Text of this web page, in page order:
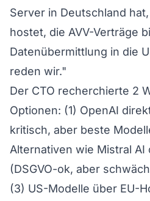
Server in Deutschland
hostet, die AVV-Verträge
Datenübermittlung in die
reden wir."
Der CTO recherchierte 2
Optionen: (1) OpenAI
kritisch, aber beste
Alternativen wie Mistral AI
(DSGVO-ok, aber
(3) US-Modelle über EU-